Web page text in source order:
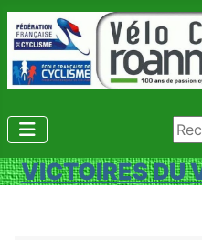
VICTOIRES DU